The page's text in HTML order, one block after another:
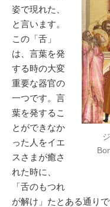
姿で現れた、
と言います。
この「舌」
は、言葉を発
する時の大変
重要な器官の
一つです。言
葉を発するこ
とができなか
った人をイエ
スさまが癒さ
れた時に、
「舌のもつれ
が解け」たとある通り